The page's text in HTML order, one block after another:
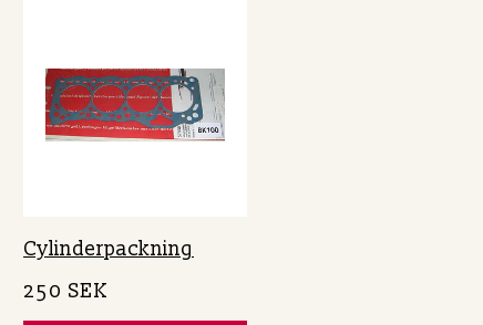
Cylinderpackning
250 SEK